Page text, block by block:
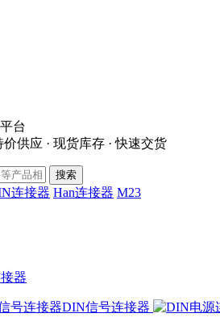
台
价供应 · 现货库存 · 快速交货
连接器 Han连接器 M23
器
DIN信号连接器